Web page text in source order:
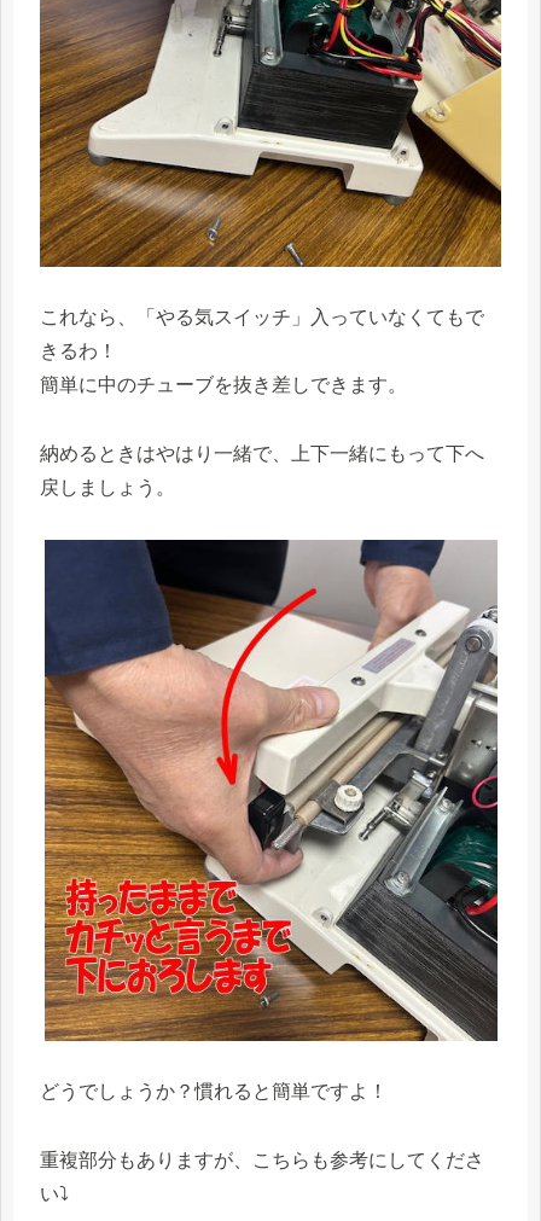
これなら、「やる気スイッチ」入っていなくてもで
きるわ！
簡単に中のチューブを抜き差しできます。
納めるときはやはり一緒で、上下一緒にもって下へ
戻しましょう。
どうでしょうか？慣れると簡単ですよ！
重複部分もありますが、こちらも参考にしてくださ
い⤵